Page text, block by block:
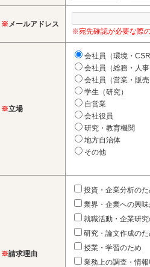
※ メールアドレス
※宛先確認が必要な際
※立場
会社員（環境・
会社員（総務・人
会社員（営業・販
学生（研究）
自営業
会社役員
研究・教育機関
地方自治体
その他
※請求理由
投資・企業分析の
業界・企業への興
就職活動・企業研
研究・論文作成の
授業・学習のため
業務上の調査・情